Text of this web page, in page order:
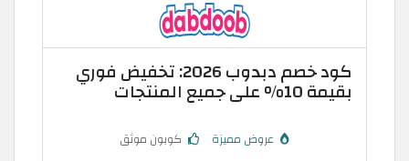
كود خصم دبدوب 2026: تخفيض فوري
بقيمة 10% على جميع المنتجات
عروض مميزة كوبون موثق